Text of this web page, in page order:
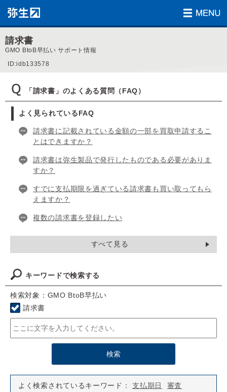
請求書
GMO BtoB早払い サポート情報
ID:idb133578
「請求書」のよくある質問（FAQ）
よく見られているFAQ
請求書に記載されている金額の一部を買取申請するこ
とはできますか？
請求書は弥生製品で発行したものである必要がありま
すか？
すでに支払期限を過ぎている請求書も買い取ってもら
えますか？
複数の請求書を登録したい
すべて見る
キーワードで検索する
検索対象：GMO BtoB早払い
請求書
よく検索されているキーワード：支払期日
審査